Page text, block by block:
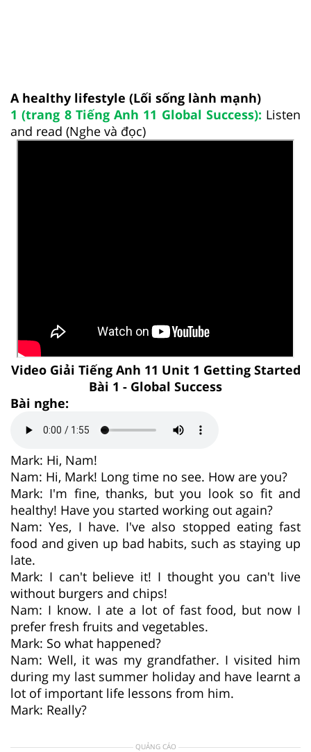
A healthy lifestyle (Lối sống lành mạnh)
1 (trang 8 Tiếng Anh 11 Global Success): Listen
and read (Nghe và đọc)
Video Giải Tiếng Anh 11 Unit 1 Getting Started
Bài 1 - Global Success
Bài nghe:
Mark: Hi, Nam!
Nam: Hi, Mark! Long time no see. How are you?
Mark: I'm fine, thanks, but you look so fit and
healthy! Have you started working out again?
Nam: Yes, I have. I've also stopped eating fast
food and given up bad habits, such as staying up
late.
Mark: I can't believe it! I thought you can't live
without burgers and chips!
Nam: I know. I ate a lot of fast food, but now I
prefer fresh fruits and vegetables.
Mark: So what happened?
Nam: Well, it was my grandfather. I visited him
during my last summer holiday and have learnt a
lot of important life lessons from him.
Mark: Really?
QUẢNG CÁO